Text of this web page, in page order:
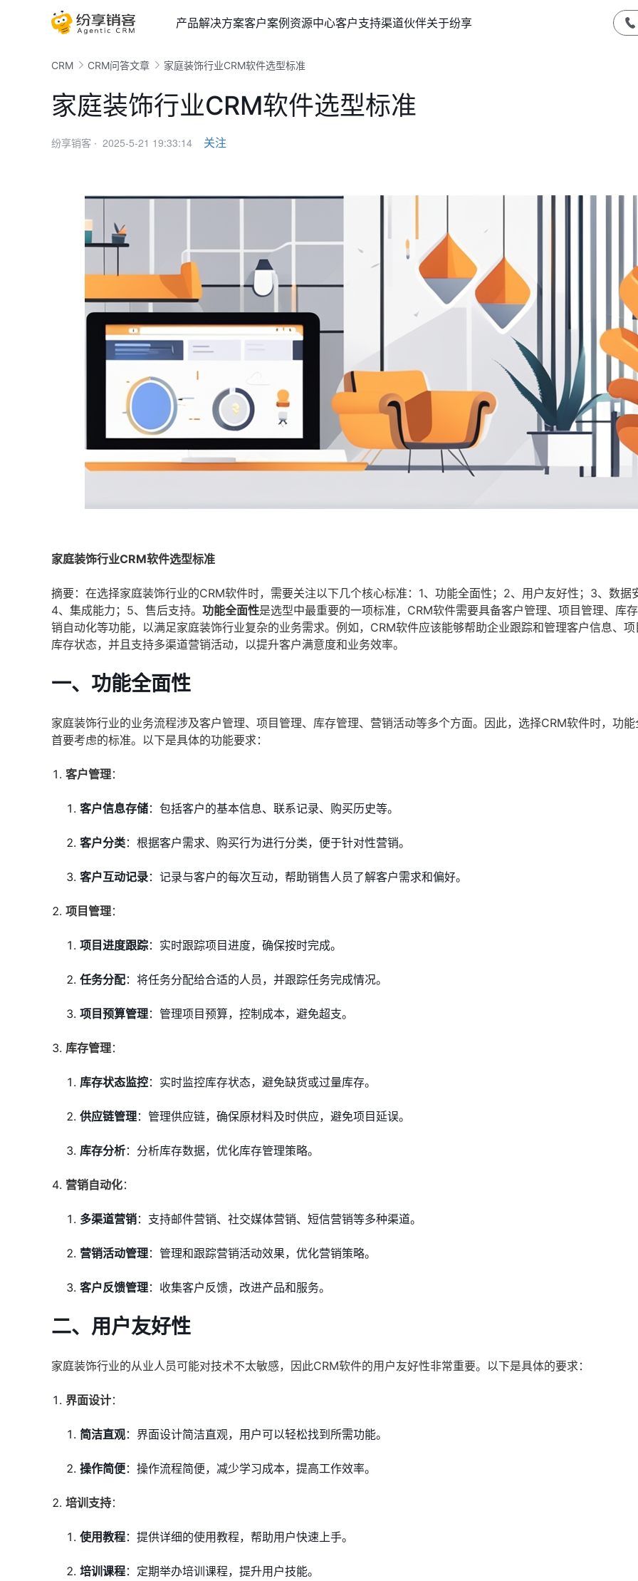
产品解决方案客户案例资源中心客户支持渠道伙伴关于纷享
CRM CRM问答文章 家庭装饰行业CRM软件选型标准
家庭装饰行业CRM软件选型标准
纷享销客 · 2025-5-21 19:33:14 关注
家庭装饰行业CRM软件选型标准
摘要：在选择家庭装饰行业的CRM软件时，需要关注以下几个核心标准：1、功能全面性；2、用户友好性；3、数据
4、集成能力；5、售后支持。 功能全面性是选型中最重要的一项标准，CRM软件需要具备客户管理、项目管理、库
销自动化等功能，以满足家庭装饰行业复杂的业务需求。例如，CRM软件应该能够帮助企业跟踪和管理客户信息、
库存状态，并且支持多渠道营销活动，以提升客户满意度和业务效率。
一、功能全面性
家庭装饰行业的业务流程涉及客户管理、项目管理、库存管理、营销活动等多个方面。因此，选择CRM软件时，功
首要考虑的标准。以下是具体的功能要求：
客户管理：
客户信息存储：包括客户的基本信息、联系记录、购买历史等。
客户分类：根据客户需求、购买行为进行分类，便于针对性营销。
客户互动记录：记录与客户的每次互动，帮助销售人员了解客户需求和偏好。
项目管理：
项目进度跟踪：实时跟踪项目进度，确保按时完成。
任务分配：将任务分配给合适的人员，并跟踪任务完成情况。
项目预算管理：管理项目预算，控制成本，避免超支。
库存管理：
库存状态监控：实时监控库存状态，避免缺货或过量库存。
供应链管理：管理供应链，确保原材料及时供应，避免项目延误。
库存分析：分析库存数据，优化库存管理策略。
营销自动化：
多渠道营销：支持邮件营销、社交媒体营销、短信营销等多种渠道。
营销活动管理：管理和跟踪营销活动效果，优化营销策略。
客户反馈管理：收集客户反馈，改进产品和服务。
二、用户友好性
家庭装饰行业的从业人员可能对技术不太敏感，因此CRM软件的用户友好性非常重要。以下是具体的要求：
界面设计：
简洁直观：界面设计简洁直观，用户可以轻松找到所需功能。
操作简便：操作流程简便，减少学习成本，提高工作效率。
培训支持：
使用教程：提供详细的使用教程，帮助用户快速上手。
培训课程：定期举办培训课程，提升用户技能。